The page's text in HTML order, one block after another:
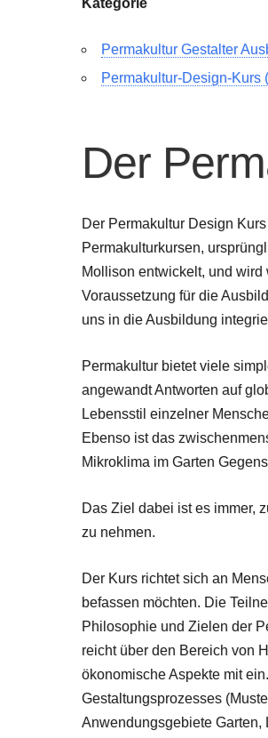
Kategorie
Permakultur Gestalter
Permakultur-Design-Kurs
Der
Der Permakultur Design
Permakulturkursen,
Mollison entwickelt, und
Voraussetzung für die
uns in die Ausbildung
Permakultur bietet viele
angewandt Antworten auf
Lebensstil einzelner
Ebenso ist das
Mikroklima im Garten
Das Ziel dabei ist es immer,
zu nehmen.
Der Kurs richtet sich an
befassen möchten. Die
Philosophie und Zielen der
reicht über den Bereich von
ökonomische Aspekte mit
Gestaltungsprozesses
Anwendungsgebiete Garten,